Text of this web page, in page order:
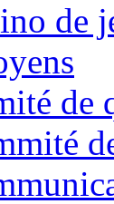
de
de